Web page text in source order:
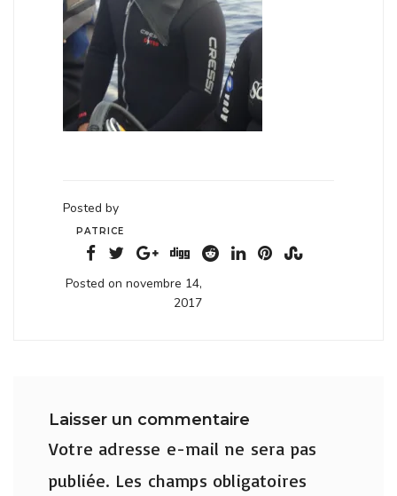
Posted by
PATRICE
Posted on novembre 14,
2017
Laisser un commentaire
Votre adresse e-mail ne sera pas
publiée. Les champs obligatoires